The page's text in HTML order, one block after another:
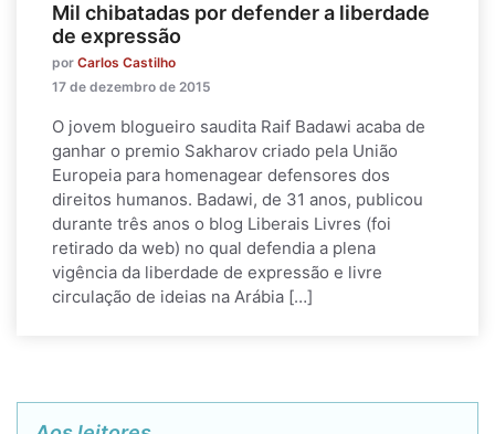
Mil chibatadas por defender a liberdade
de expressão
por Carlos Castilho
17 de dezembro de 2015
O jovem blogueiro saudita Raif Badawi acaba de
ganhar o premio Sakharov criado pela União
Europeia para homenagear defensores dos
direitos humanos. Badawi, de 31 anos, publicou
durante três anos o blog Liberais Livres (foi
retirado da web) no qual defendia a plena
vigência da liberdade de expressão e livre
circulação de ideias na Arábia […]